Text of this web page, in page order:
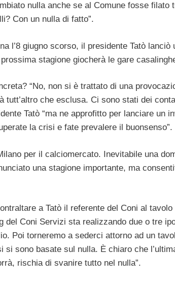
nulla anche se al Comune fosse
Con un nulla di fatto”.
l’8 giugno scorso, il presidente Tatò lanciò
stagione giocherà le gare
“No, non si è trattato di una
tutt’altro che esclusa. Ci sono stati dei
Tatò “ma ne approfitto per lanciare un
la crisi e fate prevalere il buonsenso”.
per il calciomercato. Inevitabile una
una stagione importante, ma
a Tatò il referente del Coni al
del Coni Servizi sta realizzando due o tre
Poi torneremo a sederci attorno ad un
sono basate sul nulla. È chiaro che
rischia di svanire tutto nel nulla”.